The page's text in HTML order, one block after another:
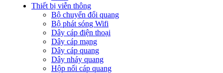
Thiết bị viễn thông
Bộ chuyển đổi quang
Bộ phát sóng Wifi
Dây cáp điện thoại
Dây cáp mạng
Dây cáp quang
Dây nháy quang
Hộp nối cáp quang